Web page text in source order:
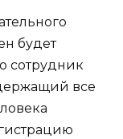
будет
сотрудник
все